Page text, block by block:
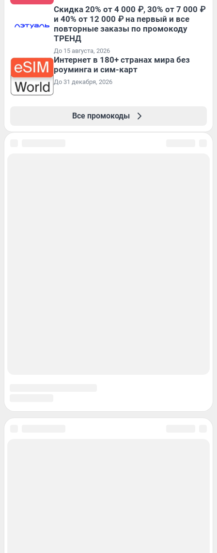
Скидка 20% от 4 000 ₽, 30% от 7 000 ₽
и 40% от 12 000 ₽ на первый и все
повторные заказы по промокоду
ТРЕНД
До 15 августа, 2026
Интернет в 180+ странах мира без
роуминга и сим-карт
До 31 декабря, 2026
Все промокоды